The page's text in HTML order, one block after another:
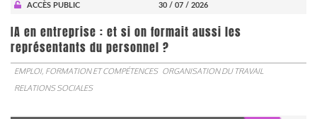
ACCÈS PUBLIC
30 / 07 / 2026
IA en entreprise : et si on formait aussi les
représentants du personnel ?
EMPLOI, FORMATION ET COMPÉTENCES ORGANISATION DU TRAVAIL
RELATIONS SOCIALES